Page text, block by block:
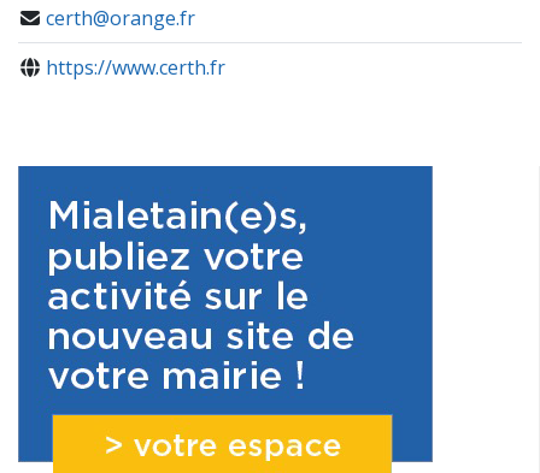
certh@orange.fr
https://www.certh.fr